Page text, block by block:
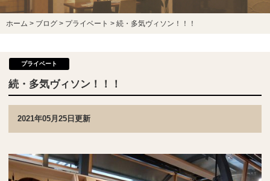
ホーム > ブログ > プライベート > 続・多気ヴィソン！！！
プライベート
続・多気ヴィソン！！！
2021年05月25日更新